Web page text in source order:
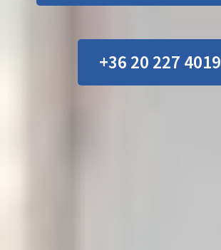
+36 20 227 4019